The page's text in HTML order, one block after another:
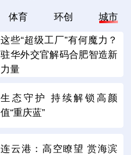
体育 环创 城市
这些“超级工厂”有何魔力？
驻华外交官解码合肥智造新
力量
生态守护 持续解锁高颜
值“重庆蓝”
连云港：高空瞭望 赏海滨